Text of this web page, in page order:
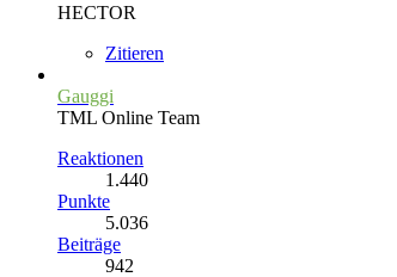
HECTOR
Zitieren
Gauggi
TML Online Team
Reaktionen
1.440
Punkte
5.036
Beiträge
942